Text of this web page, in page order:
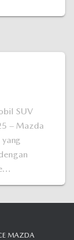
SUV
– Mazda
MAZDA